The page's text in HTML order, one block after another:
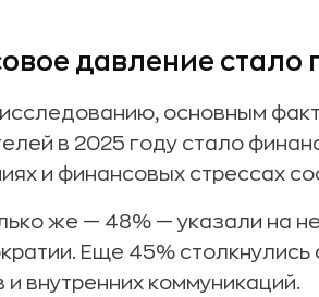
давление стало
основным
в 2025 году стало
и финансовых стрессах
же — 48% — указали на
Еще 45%
и внутренних коммуникаций.